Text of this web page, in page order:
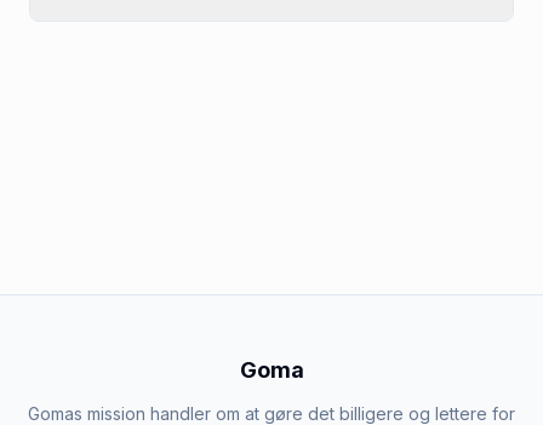
Goma
Gomas mission handler om at gøre det billigere og lettere for